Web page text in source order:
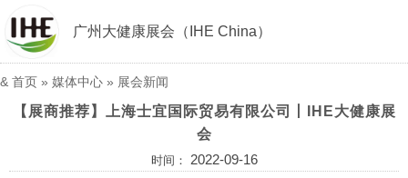
广州大健康展会（IHE China）
& 首页 » 媒体中心 » 展会新闻
【展商推荐】上海士宜国际贸易有限公司丨IHE大健康展
会
时间： 2022-09-16